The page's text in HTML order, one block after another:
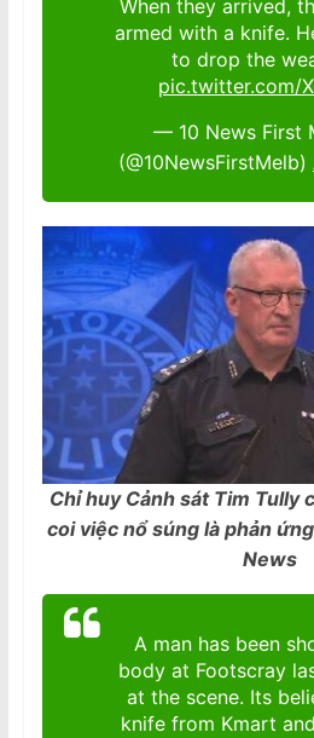
When they arrived,
armed with a knife.
to drop the
pic.twitter.com/
— 10 News First
(@10NewsFirstMelb)
Chỉ huy Cảnh sát Tim Tully
coi việc nổ súng là phản
News
A man has been
body at Footscray
at the scene. Its
knife from Kmart